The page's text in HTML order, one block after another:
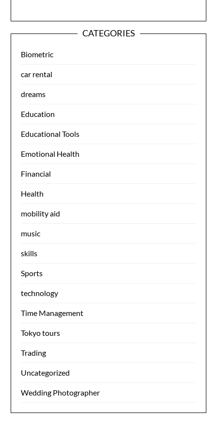
CATEGORIES
Biometric
car rental
dreams
Education
Educational Tools
Emotional Health
Financial
Health
mobility aid
music
skills
Sports
technology
Time Management
Tokyo tours
Trading
Uncategorized
Wedding Photographer